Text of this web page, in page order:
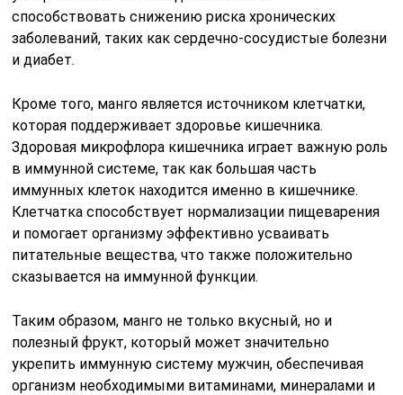
способствовать снижению риска хронических
заболеваний, таких как сердечно-сосудистые болезни
и диабет.
Кроме того, манго является источником клетчатки,
которая поддерживает здоровье кишечника.
Здоровая микрофлора кишечника играет важную роль
в иммунной системе, так как большая часть
иммунных клеток находится именно в кишечнике.
Клетчатка способствует нормализации пищеварения
и помогает организму эффективно усваивать
питательные вещества, что также положительно
сказывается на иммунной функции.
Таким образом, манго не только вкусный, но и
полезный фрукт, который может значительно
укрепить иммунную систему мужчин, обеспечивая
организм необходимыми витаминами, минералами и